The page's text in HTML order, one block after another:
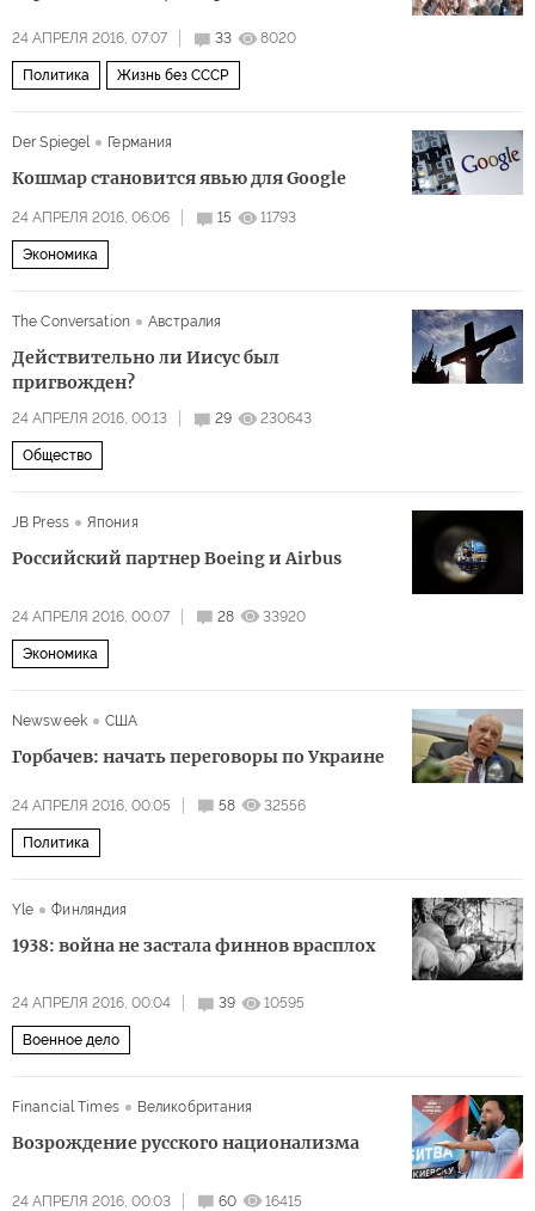
24 АПРЕЛЯ 2016, 07:07 33 8020
Политика Жизнь без СССР
Der Spiegel Германия
Кошмар становится явью для Google
24 АПРЕЛЯ 2016, 06:06 15 11793
Экономика
The Conversation Австралия
Действительно ли Иисус был
пригвожден?
24 АПРЕЛЯ 2016, 00:13 29 230643
Общество
JB Press Япония
Российский партнер Boeing и Airbus
24 АПРЕЛЯ 2016, 00:07 28 33920
Экономика
Newsweek США
Горбачев: начать переговоры по Украине
24 АПРЕЛЯ 2016, 00:05 58 32556
Политика
Yle Финляндия
1938: война не застала финнов врасплох
24 АПРЕЛЯ 2016, 00:04 39 10595
Военное дело
Financial Times Великобритания
Возрождение русского национализма
24 АПРЕЛЯ 2016, 00:03 60 16415